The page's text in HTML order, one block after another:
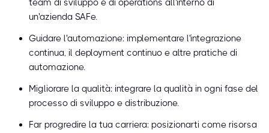
team di sviluppo e di operations all'interno di
un'azienda SAFe.
Guidare l'automazione: implementare l'integrazione
continua, il deployment continuo e altre pratiche di
automazione.
Migliorare la qualità: integrare la qualità in ogni fase del
processo di sviluppo e distribuzione.
Far progredire la tua carriera: posizionarti come risorsa